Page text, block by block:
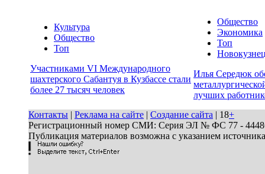
Культура
Общество
Топ
Участниками VI Международного
шахтерского Сабантуя в Кузбассе стали
более 27 тысяч человек
Общество
Экономика
Топ
Илья Середюк
лучших
Контакты | Реклама на сайте | Создание сайта | 18+
Регистрационный номер СМИ: Серия ЭЛ № ФС 77 - 44486
Публикация материалов возможна с указанием